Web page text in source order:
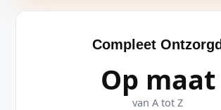
Compleet Ontzorgd
Op maat
van A tot Z